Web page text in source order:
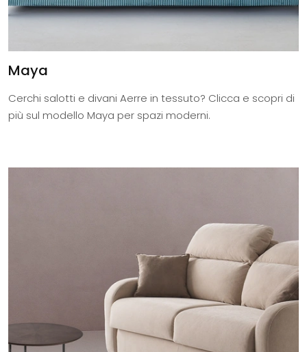
Maya
Cerchi salotti e divani Aerre in tessuto? Clicca e scopri di
più sul modello Maya per spazi moderni.